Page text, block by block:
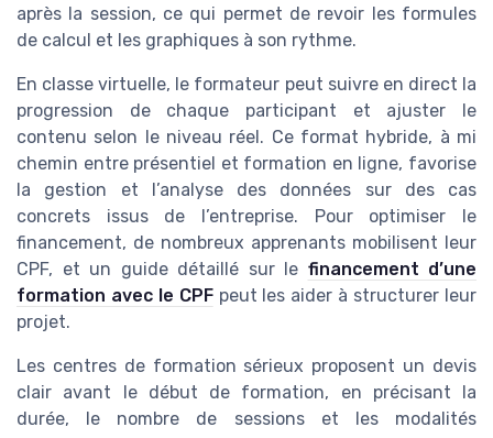
après la session, ce qui permet de revoir les formules
de calcul et les graphiques à son rythme.
En classe virtuelle, le formateur peut suivre en direct la
progression de chaque participant et ajuster le
contenu selon le niveau réel. Ce format hybride, à mi
chemin entre présentiel et formation en ligne, favorise
la gestion et l’analyse des données sur des cas
concrets issus de l’entreprise. Pour optimiser le
financement, de nombreux apprenants mobilisent leur
CPF, et un guide détaillé sur le financement d’une
formation avec le CPFpeut les aider à structurer leur
projet.
Les centres de formation sérieux proposent un devis
clair avant le début de formation, en précisant la
durée, le nombre de sessions et les modalités